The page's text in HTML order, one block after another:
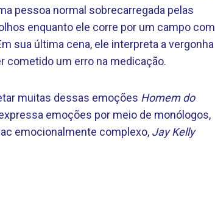
pessoa normal sobrecarregada pelas
enquanto ele corre por um campo com
sua última cena, ele interpreta a vergonha
cometido um erro na medicação.
muitas dessas emoções Homem do
emoções por meio de monólogos,
emocionalmente complexo, Jay Kelly